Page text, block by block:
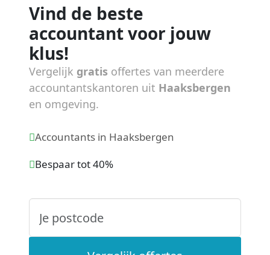
Vind de beste
accountant voor jouw
klus!
Vergelijk gratis offertes van meerdere
accountantskantoren uit Haaksbergen
en omgeving.
Accountants in Haaksbergen
Bespaar tot 40%